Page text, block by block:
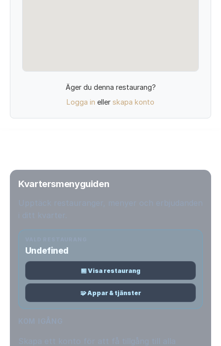
Äger du denna restaurang?
Logga in eller skapa konto
Kvartersmenyguiden
Undefined
🏪 Visa restaurang
🧩 Appar & tjänster